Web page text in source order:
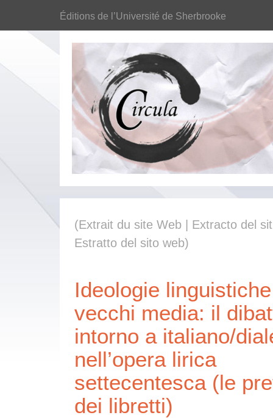
Éditions de l’Université de Sherbrooke
(Extrait du site Web | Extracto del
Estratto del sito web)
Ideologie
vecchi media: il
intorno a italiano/
nell’opera lirica
settecentesca (le
dei libretti)